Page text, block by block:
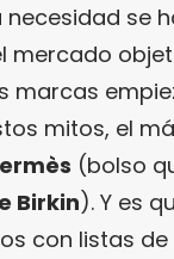
se
mercado
marcas
mitos, el
(bolso
Birkin). Y es
con listas